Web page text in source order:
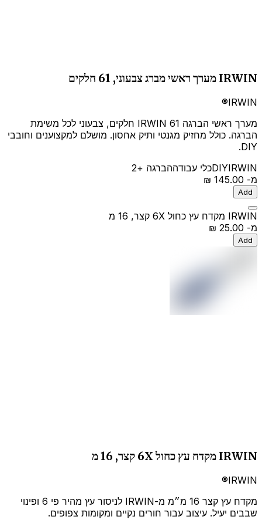
IRWIN מערך ראשי מברג צבעוני, 61 חלקים
IRWIN®
מערך ראשי הברגה IRWIN 61 חלקים, צבעוני לכל משימת
הברגה. כולל מחזיק מגנטי ותיק אחסון. מושלם למקצוענים וחובבי
DIY.
DIYIRWIN כלי עבודההברגה +2
מ-
Add
IRWIN מקדח עץ כחול 6X קצר, 16 מ
מ-
Add
IRWIN מקדח עץ כחול 6X קצר, 16 מ
IRWIN®
מקדח עץ קצר 16 מ״מ מ-IRWIN לניסור עץ מהיר פי 6 ופינוי
שבבים יעיל. עיצוב עבור חורים נקיים ומקומות צפופים.